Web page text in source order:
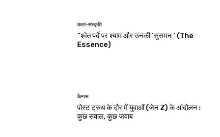
कला-संस्कृति
“श्वेत पर्दे पर श्याम और उनकी ‘सुसमन ’ (The
Essence)
कैम्पस
पोस्ट ट्रुथ के दौर में युवाओं (जेन Z) के आंदोलन :
कुछ सवाल, कुछ जवाब